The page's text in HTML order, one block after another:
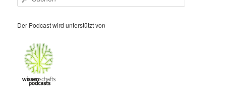
u
h
Der Podcast wird unterstützt von